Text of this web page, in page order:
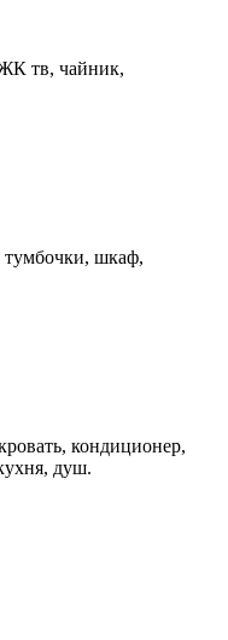
ЖК тв, чайник,
тумбочки, шкаф,
кондиционер,
душ.